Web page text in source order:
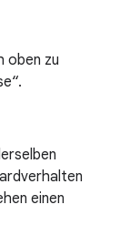
oben zu
einen